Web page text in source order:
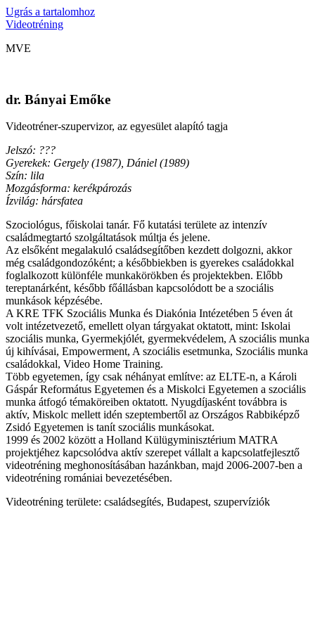
Ugrás a tartalomhoz
Videotréning
MVE
dr. Bányai Emőke
Videotréner-szupervizor, az egyesület alapító tagja
Jelszó: ???
Gyerekek: Gergely (1987), Dániel (1989)
Szín: lila
Mozgásforma: kerékpározás
Ízvilág: hársfatea
Szociológus, főiskolai tanár. Fő kutatási területe az intenzív
családmegtartó szolgáltatások múltja és jelene.
Az elsőként megalakuló családsegítőben kezdett dolgozni, akkor
még családgondozóként; a későbbiekben is gyerekes családokkal
foglalkozott különféle munkakörökben és projektekben. Előbb
tereptanárként, később főállásban kapcsolódott be a szociális
munkások képzésébe.
A KRE TFK Szociális Munka és Diakónia Intézetében 5 éven át
volt intézetvezető, emellett olyan tárgyakat oktatott, mint: Iskolai
szociális munka, Gyermekjólét, gyermekvédelem, A szociális munka
új kihívásai, Empowerment, A szociális esetmunka, Szociális munka
családokkal, Video Home Training.
Több egyetemen, így csak néhányat említve: az ELTE-n, a Károli
Gáspár Református Egyetemen és a Miskolci Egyetemen a szociális
munka átfogó témaköreiben oktatott. Nyugdíjasként továbbra is
aktív, Miskolc mellett idén szeptembertől az Országos Rabbiképző
Zsidó Egyetemen is tanít szociális munkásokat.
1999 és 2002 között a Holland Külügyminisztérium MATRA
projektjéhez kapcsolódva aktív szerepet vállalt a kapcsolatfejlesztő
videotréning meghonosításában hazánkban, majd 2006-2007-ben a
videotréning romániai bevezetésében.
Videotréning területe: családsegítés, Budapest, szupervíziók